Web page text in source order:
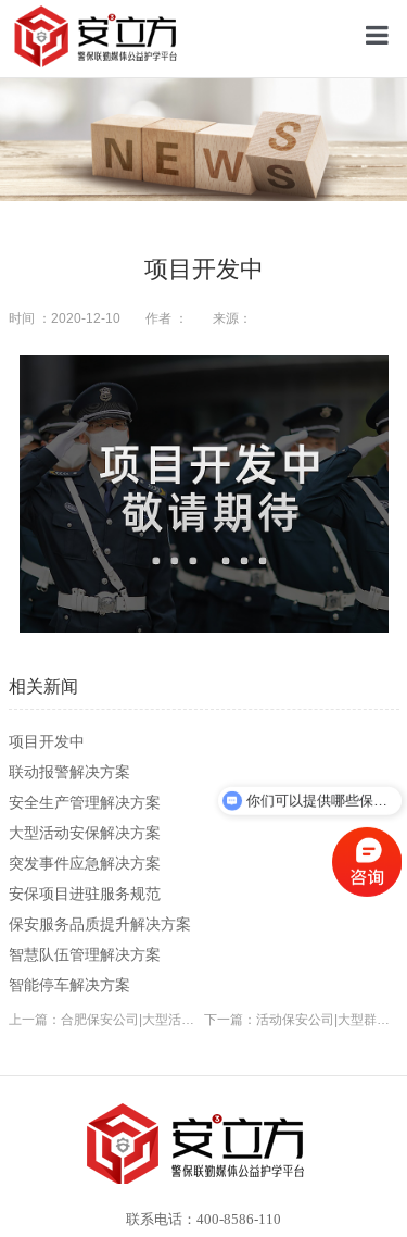
项目开发中
时间 ：2020-12-10 作者 ： 来源：
相关新闻
项目开发中
联动报警解决方案
安全生产管理解决方案
大型活动安保解决方案
突发事件应急解决方案
安保项目进驻服务规范
保安服务品质提升解决方案
智慧队伍管理解决方案
智能停车解决方案
上一篇：合肥保安公司|大型活动安全保卫方案 下一篇：活动保安公司|大型群众性活动安全工作方案
联系电话：400-8586-110